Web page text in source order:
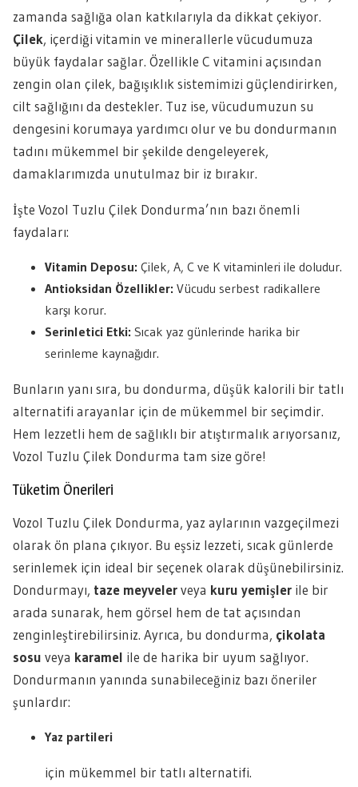
zamanda sağlığa olan katkılarıyla da dikkat çekiyor.
Çilek, içerdiği vitamin ve minerallerle vücudumuza
büyük faydalar sağlar. Özellikle C vitamini açısından
zengin olan çilek, bağışıklık sistemimizi güçlendirirken,
cilt sağlığını da destekler. Tuz ise, vücudumuzun su
dengesini korumaya yardımcı olur ve bu dondurmanın
tadını mükemmel bir şekilde dengeleyerek,
damaklarımızda unutulmaz bir iz bırakır.
İşte Vozol Tuzlu Çilek Dondurma’nın bazı önemli
faydaları:
Vitamin Deposu: Çilek, A, C ve K vitaminleri ile doludur.
Antioksidan Özellikler: Vücudu serbest radikallere
karşı korur.
Serinletici Etki: Sıcak yaz günlerinde harika bir
serinleme kaynağıdır.
Bunların yanı sıra, bu dondurma, düşük kalorili bir tatlı
alternatifi arayanlar için de mükemmel bir seçimdir.
Hem lezzetli hem de sağlıklı bir atıştırmalık arıyorsanız,
Vozol Tuzlu Çilek Dondurma tam size göre!
Tüketim Önerileri
Vozol Tuzlu Çilek Dondurma, yaz aylarının vazgeçilmezi
olarak ön plana çıkıyor. Bu eşsiz lezzeti, sıcak günlerde
serinlemek için ideal bir seçenek olarak düşünebilirsiniz.
Dondurmayı, taze meyvelerveya kuru yemişler ile bir
arada sunarak, hem görsel hem de tat açısından
zenginleştirebilirsiniz. Ayrıca, bu dondurma, çikolata
sosu veya karamel ile de harika bir uyum sağlıyor.
Dondurmanın yanında sunabileceğiniz bazı öneriler
şunlardır:
Yaz partileri
için mükemmel bir tatlı alternatifi.